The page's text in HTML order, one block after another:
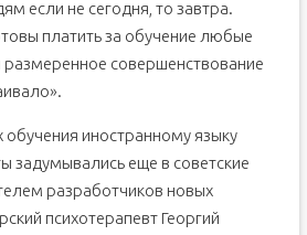
если не сегодня, то завтра.
платить за обучение любые
размеренное совершенствование
иностранному языку
задумывались еще в советские
разработчиков новых
психотерапевт Георгий